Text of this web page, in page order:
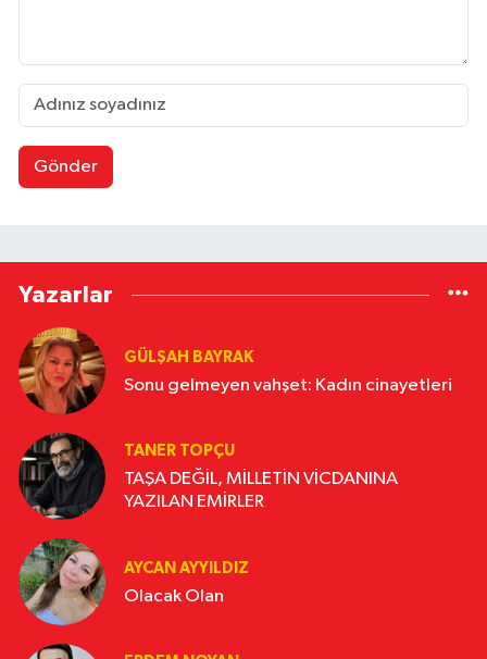
Gönder
Yazarlar
GÜLŞAH BAYRAK
Sonu gelmeyen vahşet: Kadın cinayetleri
TANER TOPÇU
TAŞA DEĞİL, MİLLETİN VİCDANINA
YAZILAN EMİRLER
AYCAN AYYILDIZ
Olacak Olan